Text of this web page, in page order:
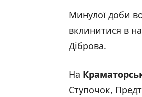
Минулої доби
вклинитися в
Діброва.
На
Ступочок,